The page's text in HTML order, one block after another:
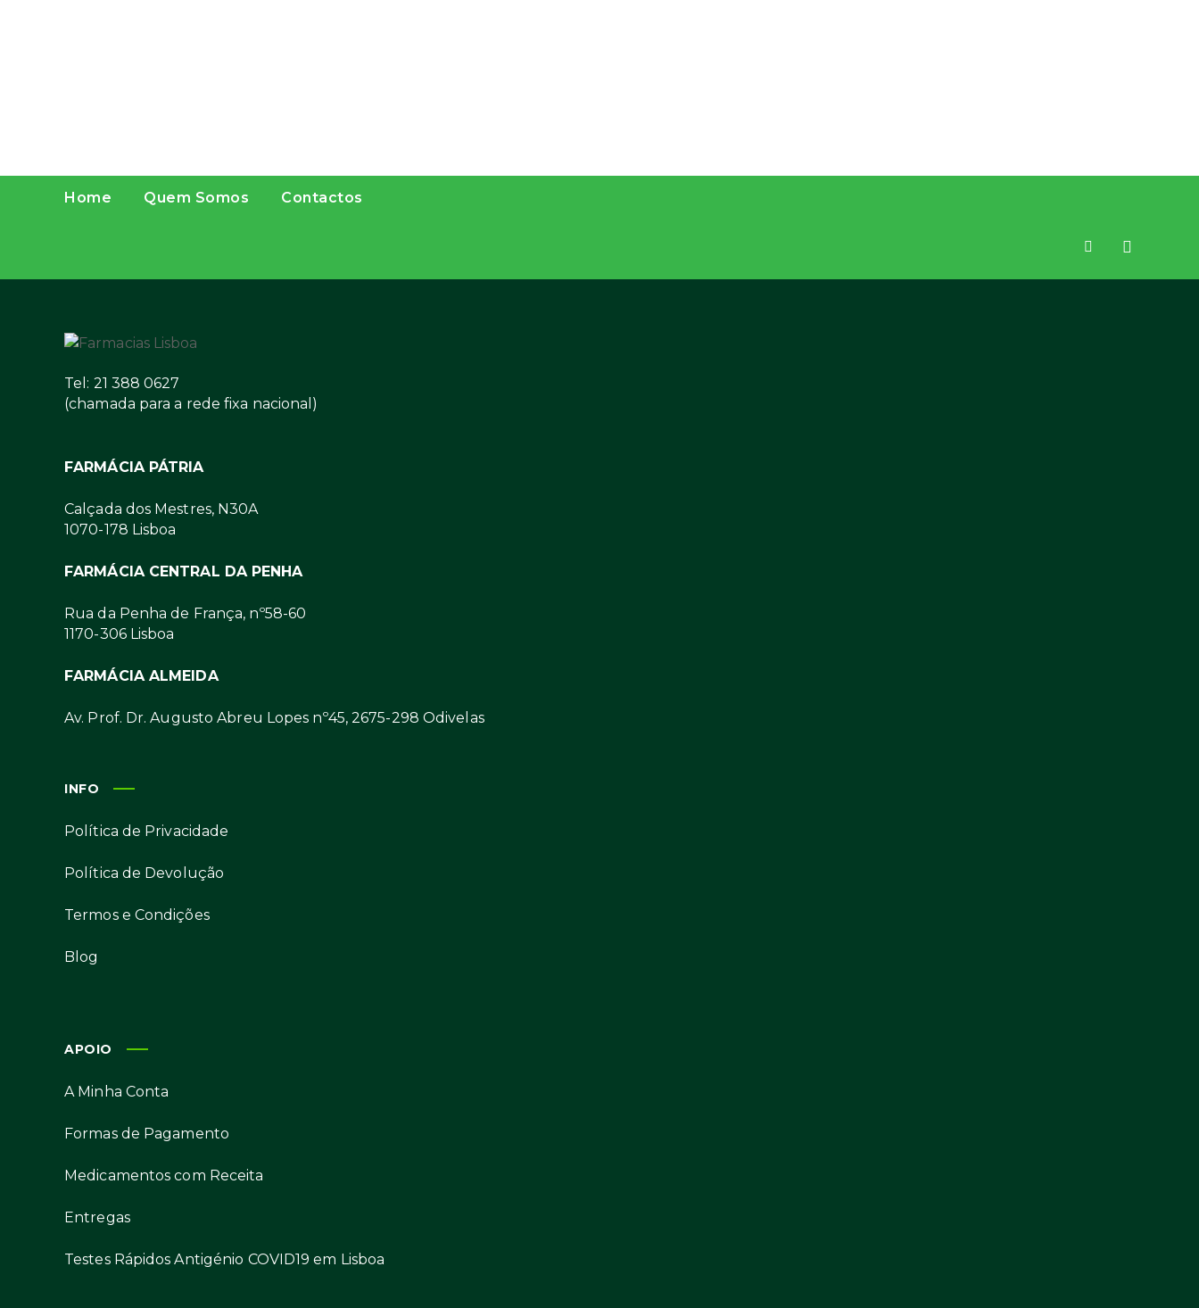
Home Quem Somos Contactos
Tel: 21 388 0627
(chamada para a rede fixa nacional)
FARMÁCIA PÁTRIA
Calçada dos Mestres, N30A
1070-178 Lisboa
FARMÁCIA CENTRAL DA PENHA
Rua da Penha de França, nº58-60
1170-306 Lisboa
FARMÁCIA ALMEIDA
Av. Prof. Dr. Augusto Abreu Lopes nº45, 2675-298 Odivelas
INFO
Política de Privacidade
Política de Devolução
Termos e Condições
Blog
APOIO
A Minha Conta
Formas de Pagamento
Medicamentos com Receita
Entregas
Testes Rápidos Antigénio COVID19 em Lisboa